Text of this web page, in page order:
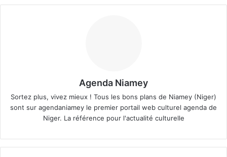
Agenda Niamey
Sortez plus, vivez mieux ! Tous les bons plans de Niamey (Niger)
sont sur agendaniamey le premier portail web culturel agenda de
Niger. La référence pour l'actualité culturelle